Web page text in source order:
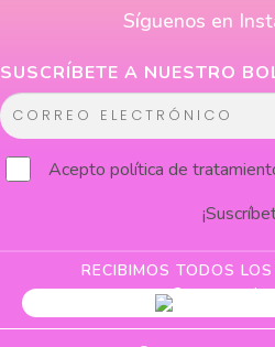
Síguenos en
SUSCRÍBETE A NUESTRO
C
o
e
Aceptopolítica de
RECIBIMOS TODOS